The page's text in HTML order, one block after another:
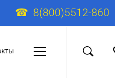
8(800)5512-860